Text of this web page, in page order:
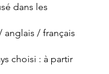
dans les
/ français
choisi : à partir